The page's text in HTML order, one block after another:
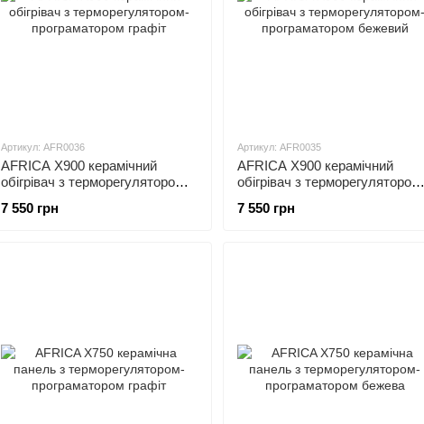
Артикул: AFR0036
AFRICA X900 керамічний
обігрівач з терморегулятором-
7 550 грн
Артикул: AFR0035
AFRICA X900 керамічний
обігрівач з терморегулятором-
7 550 грн